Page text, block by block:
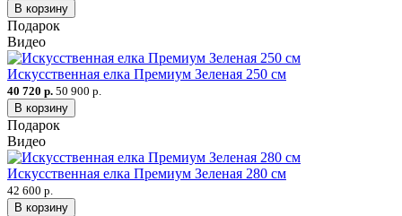
В корзину
Подарок
Видео
Искусственная елка Премиум Зеленая 250 см
40 720 р. 50 900 р.
В корзину
Подарок
Видео
Искусственная елка Премиум Зеленая 280 см
42 600 р.
В корзину